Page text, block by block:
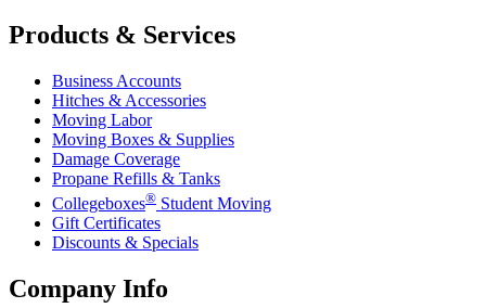
Products & Services
Business Accounts
Hitches & Accessories
Moving Labor
Moving Boxes & Supplies
Damage Coverage
Propane Refills & Tanks
Collegeboxes® Student Moving
Gift Certificates
Discounts & Specials
Company Info